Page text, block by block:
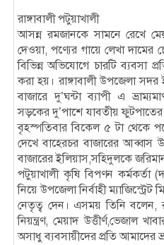
রাঙ্গাবালী পটুয়াখালী
আসন্ন রমজানকে সামনে রেখে
দেওয়া, পণ্যের গায়ে লেখা দামের
বিভিন্ন অভিযোগে চারটি ব্যবসা
করা হয়। রাঙ্গাবালী উপজেলা
বাজারে দু’ঘন্টা ব্যাপী এ
সড়কের দু’পাশে যাবতীয়
বৃহস্পতিবার বিকেল ৫ টা থেকে
দেখে বাহেরচর বাজারের
বাজারের ইলিয়াস,সহিদুলকে
পটুয়াখালী কৃষি বিপণন কর্মকর্তা
নিয়ে উপজেলা নির্বাহী
নেতৃত্ব দেন। এসময় তিনি বলেন,
নিয়ন্ত্রণ, মেয়াদ উত্তীর্ণ,ভেজাল
অসাধু ব্যবসায়ীদের প্রতি আমাদের